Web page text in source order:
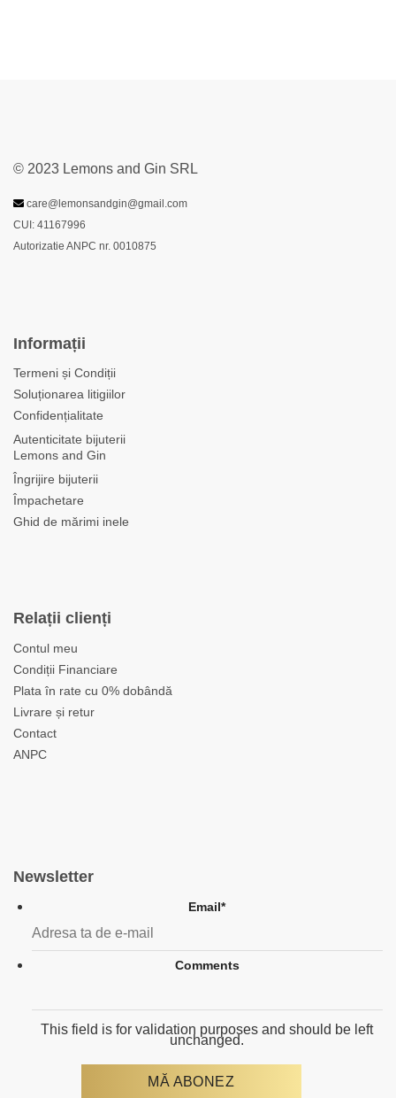
© 2023 Lemons and Gin SRL
care@lemonsandgin@gmail.com
CUI: 41167996
Autorizatie ANPC nr. 0010875
Informații
Termeni și Condiții
Soluționarea litigiilor
Confidențialitate
Autenticitate bijuterii
Lemons and Gin
Îngrijire bijuterii
Împachetare
Ghid de mărimi inele
Relații clienți
Contul meu
Condiții Financiare
Plata în rate cu 0% dobândă
Livrare și retur
Contact
ANPC
Newsletter
Email*
Comments
This field is for validation purposes and should be left
unchanged.